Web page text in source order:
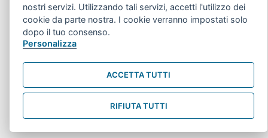
nostri servizi. Utilizzando tali servizi, accetti l'utilizzo dei
cookie da parte nostra. I cookie verranno impostati solo
dopo il tuo consenso.
Personalizza
ACCETTA TUTTI
RIFIUTA TUTTI